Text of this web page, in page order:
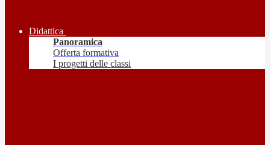
Didattica
Panoramica
Offerta formativa
I progetti delle classi